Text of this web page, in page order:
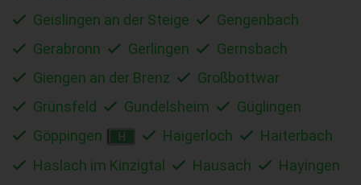
Geislingen an der Steige
Gengenbach
Gerabronn
Gerlingen
Gernsbach
Giengen an der Brenz
Großbottwar
Grünsfeld
Gundelsheim
Güglingen
Göppingen
H Haigerloch
Haiterbach
Haslach im Kinzigtal
Hausach
Hayingen